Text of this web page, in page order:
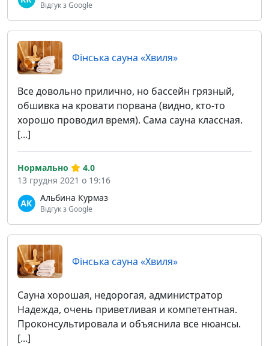
Відгук з Google
Фінська сауна «Хвиля»
Все довольно прилично, но бассейн грязный,
обшивка на кровати порвана (видно, кто-то
хорошо проводил время). Сама сауна классная.
[...]
Альбина Курмаз
Відгук з Google
Нормально
4.0
13 грудня 2021 о 19:16
Фінська сауна «Хвиля»
Сауна хорошая, недорогая, администратор
Надежда, очень приветливая и компетентная.
Проконсультировала и объяснила все нюансы.
[...]